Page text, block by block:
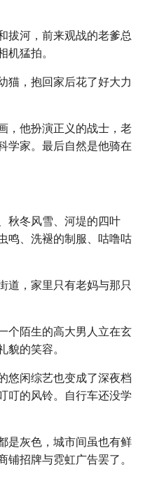
拔河，前来观战的老爹总
机猛拍。
猫，抱回家后花了好大力
，他扮演正义的战士，老
学家。最后自然是他骑在
秋冬风雪、河堤的四叶
鸣、洗褪的制服、咕噜咕
道，家里只有老妈与那只
个陌生的高大男人立在玄
貌的笑容。
悠闲综艺也变成了深夜档
叮的风铃。自行车还没学
是灰色，城市间虽也有鲜
招牌与霓虹广告罢了。